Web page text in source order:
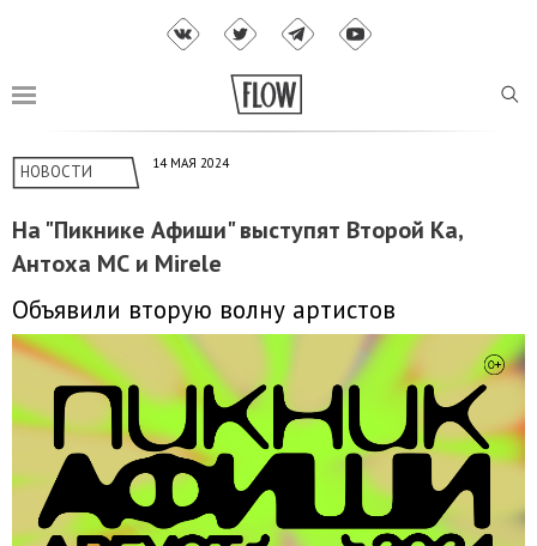
НОВОСТИ 14 МАЯ 2024
На "Пикнике Афиши" выступят Второй Ка,
Антоха МС и Mirele
Объявили вторую волну артистов